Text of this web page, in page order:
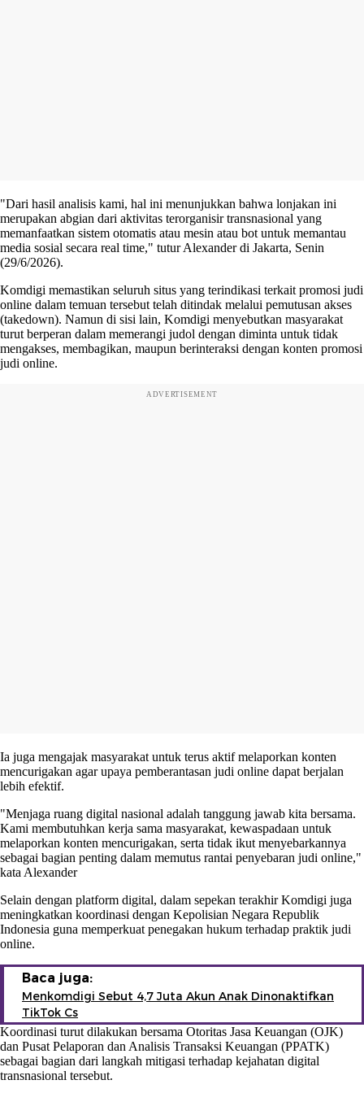
"Dari hasil analisis kami, hal ini menunjukkan bahwa lonjakan ini
merupakan abgian dari aktivitas terorganisir transnasional yang
memanfaatkan sistem otomatis atau mesin atau bot untuk memantau
media sosial secara real time," tutur Alexander di Jakarta, Senin
(29/6/2026).
Komdigi memastikan seluruh situs yang terindikasi terkait promosi judi
online dalam temuan tersebut telah ditindak melalui pemutusan akses
(takedown). Namun di sisi lain, Komdigi menyebutkan masyarakat
turut berperan dalam memerangi judol dengan diminta untuk tidak
mengakses, membagikan, maupun berinteraksi dengan konten promosi
judi online.
ADVERTISEMENT
Ia juga mengajak masyarakat untuk terus aktif melaporkan konten
mencurigakan agar upaya pemberantasan judi online dapat berjalan
lebih efektif.
"Menjaga ruang digital nasional adalah tanggung jawab kita bersama.
Kami membutuhkan kerja sama masyarakat, kewaspadaan untuk
melaporkan konten mencurigakan, serta tidak ikut menyebarkannya
sebagai bagian penting dalam memutus rantai penyebaran judi online,"
kata Alexander
Selain dengan platform digital, dalam sepekan terakhir Komdigi juga
meningkatkan koordinasi dengan Kepolisian Negara Republik
Indonesia guna memperkuat penegakan hukum terhadap praktik judi
online.
Baca juga:
Menkomdigi Sebut 4,7 Juta Akun Anak Dinonaktifkan
TikTok Cs
Koordinasi turut dilakukan bersama Otoritas Jasa Keuangan (OJK)
dan Pusat Pelaporan dan Analisis Transaksi Keuangan (PPATK)
sebagai bagian dari langkah mitigasi terhadap kejahatan digital
transnasional tersebut.